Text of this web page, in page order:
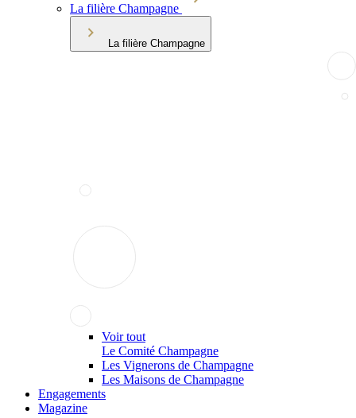
La filière Champagne
La filière Champagne
Voir tout
Le Comité Champagne
Les Vignerons de Champagne
Les Maisons de Champagne
Engagements
Magazine